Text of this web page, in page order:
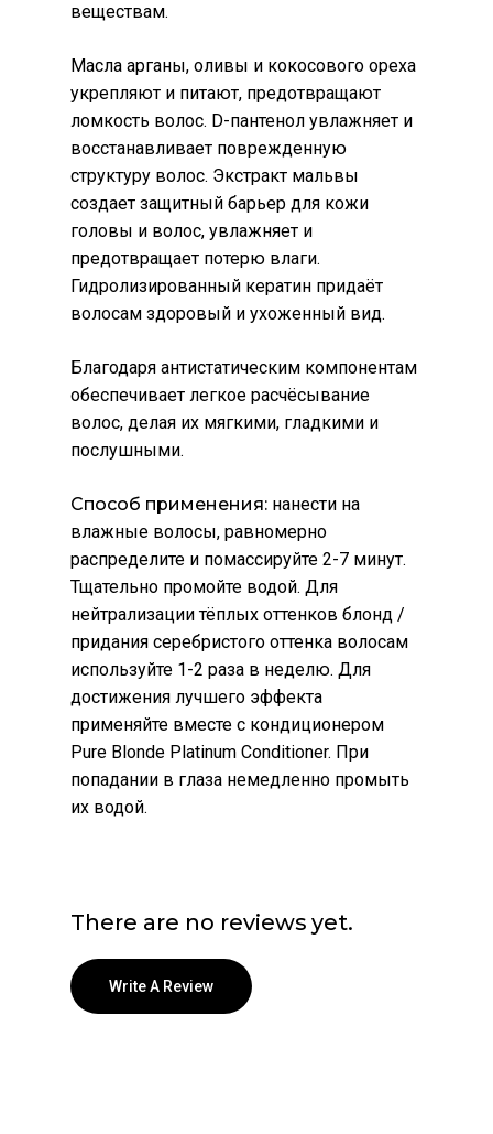
веществам.
Масла арганы, оливы и кокосового ореха
укрепляют и питают, предотвращают
ломкость волос. D-пантенол увлажняет и
восстанавливает поврежденную
структуру волос. Экстракт мальвы
создает защитный барьер для кожи
головы и волос, увлажняет и
предотвращает потерю влаги.
Гидролизированный кератин придаёт
волосам здоровый и ухоженный вид.
Благодаря антистатическим компонентам
обеспечивает легкое расчёсывание
волос, делая их мягкими, гладкими и
послушными.
Способ применения: нанести на
влажные волосы, равномерно
распределите и помассируйте 2-7 минут.
Тщательно промойте водой. Для
нейтрализации тёплых оттенков блонд /
придания серебристого оттенка волосам
используйте 1-2 раза в неделю. Для
достижения лучшего эффекта
применяйте вместе с кондиционером
Pure Blonde Platinum Conditioner. При
попадании в глаза немедленно промыть
их водой.
There are no reviews yet.
Write A Review